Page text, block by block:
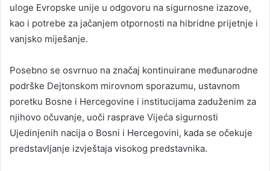
uloge Evropske unije u odgovoru na sigurnosne izazove,
kao i potrebe za jačanjem otpornosti na hibridne prijetnje i
vanjsko miješanje.
Posebno se osvrnuo na značaj kontinuirane međunarodne
podrške Dejtonskom mirovnom sporazumu, ustavnom
poretku Bosne i Hercegovine i institucijama zaduženim za
njihovo očuvanje, uoči rasprave Vijeća sigurnosti
Ujedinjenih nacija o Bosni i Hercegovini, kada se očekuje
predstavljanje izvještaja visokog predstavnika.